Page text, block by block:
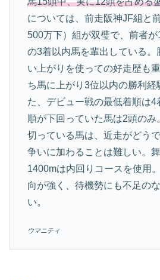
については、前走阪神JF組と
500万下）組が双璧で、前者
の3着以内馬を輩出している。
い上がりを使っての好走歴も
ち馬に上がり3位以内の勝利経
た、デビュー戦の最低着順は4
順が下回っていた馬は2頭のみ
切っている馬は、近走がどう
争いに加わることは難しい。
1400mは内回りコースを使用
向が強く、待機勢にも不足の
い。
ウマニティ